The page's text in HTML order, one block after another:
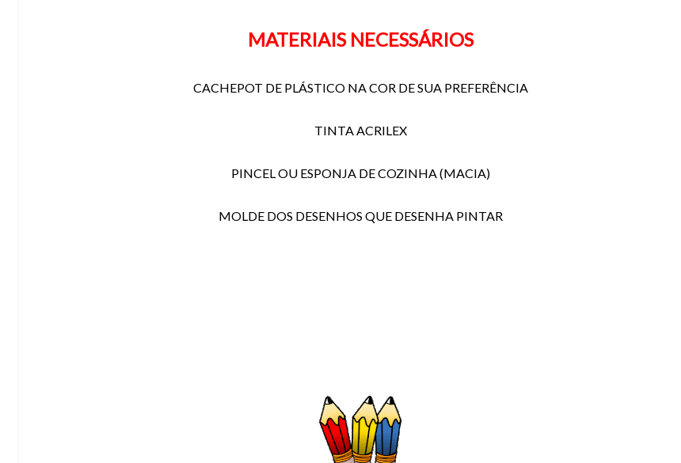
MATERIAIS NECESSÁRIOS
CACHEPOT DE PLÁSTICO NA COR DE SUA PREFERÊNCIA
TINTA ACRILEX
PINCEL OU ESPONJA DE COZINHA (MACIA)
MOLDE DOS DESENHOS QUE DESENHA PINTAR